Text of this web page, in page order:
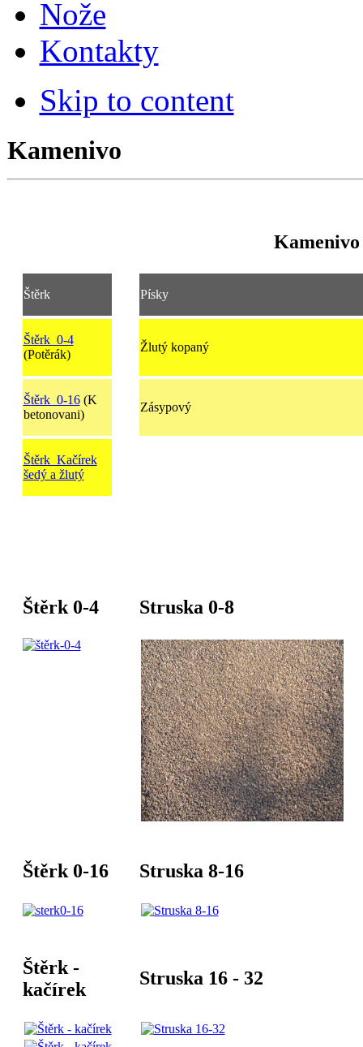
Nože
Kontakty
Skip to content
Kamenivo
Kamenivo
Štěrk Písky
Štěrk 0-4
(Potěrák)
Žlutý kopaný
Štěrk 0-16(K
betonovani)
Zásypový
Štěrk Kačírek
šedý a žlutý
Štěrk 0-4 Struska 0-8
Štěrk 0-16 Struska 8-16
Štěrk -
kačírek
Struska 16 - 32